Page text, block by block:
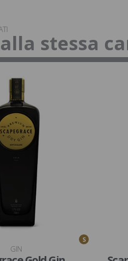
stessa
S
GIN